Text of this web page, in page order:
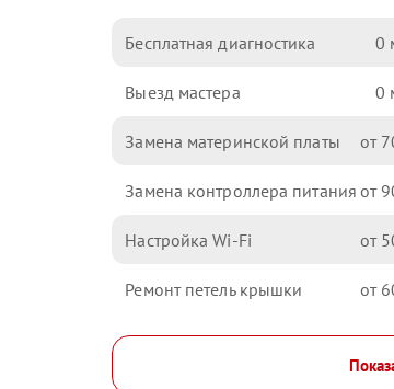
Бесплатная диагностика 0
Выезд мастера 0
Замена материнской платы
Замена контроллера питания
Настройка Wi-Fi
Ремонт петель крышки